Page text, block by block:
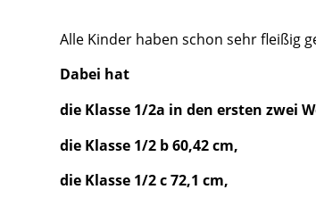
Alle Kinder haben schon sehr fleißig
Dabei hat
die Klasse 1/2a in den ersten zwei
die Klasse 1/2 b 60,42 cm,
die Klasse 1/2 c 72,1 cm,